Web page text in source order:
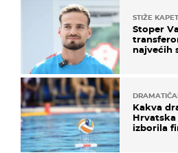
STIŽE
Stoper
najvećih
Kakva
Hrvatska
izborila